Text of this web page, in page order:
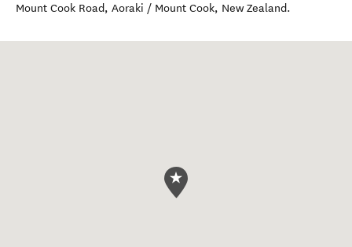
Mount Cook Road, Aoraki / Mount Cook, New Zealand.